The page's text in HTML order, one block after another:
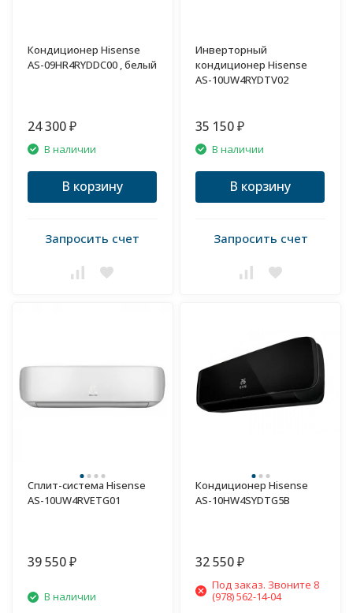
Кондиционер Hisense
AS-09HR4RYDDC00 , белый
24 300 ₽
В наличии
В корзину
Запросить счет
Инверторный
кондиционер Hisense
AS-10UW4RYDTV02
35 150 ₽
В наличии
В корзину
Запросить счет
Сплит-система Hisense
AS-10UW4RVETG01
39 550 ₽
В наличии
Кондиционер Hisense
AS-10HW4SYDTG5B
32 550 ₽
Под заказ. Звоните 8
(978) 562-14-04